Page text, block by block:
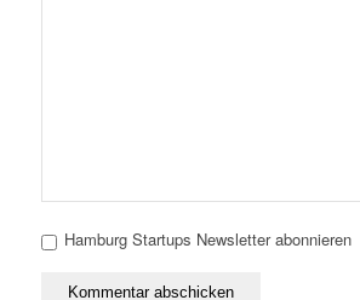
Hamburg Startups Newsletter abonnieren